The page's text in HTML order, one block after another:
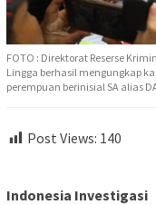
FOTO : Direktorat Reserse
Lingga berhasil mengungkap
perempuan berinisial SA alias
Post Views: 140
Indonesia Investigasi